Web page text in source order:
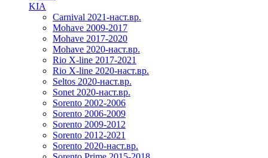
KIA
Carnival 2021-наст.вр.
Mohave 2009-2017
Mohave 2017-2020
Mohave 2020-наст.вр.
Rio X-line 2017-2021
Rio X-line 2020-наст.вр.
Seltos 2020-наст.вр.
Sonet 2020-наст.вр.
Sorento 2002-2006
Sorento 2006-2009
Sorento 2009-2012
Sorento 2012-2021
Sorento 2020-наст.вр.